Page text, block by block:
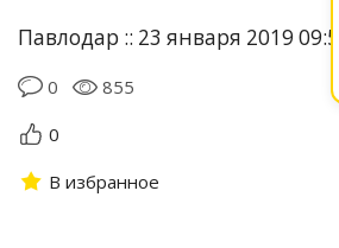
Павлодар :: 23 января 2019 09:53
0
855
0
В избранное